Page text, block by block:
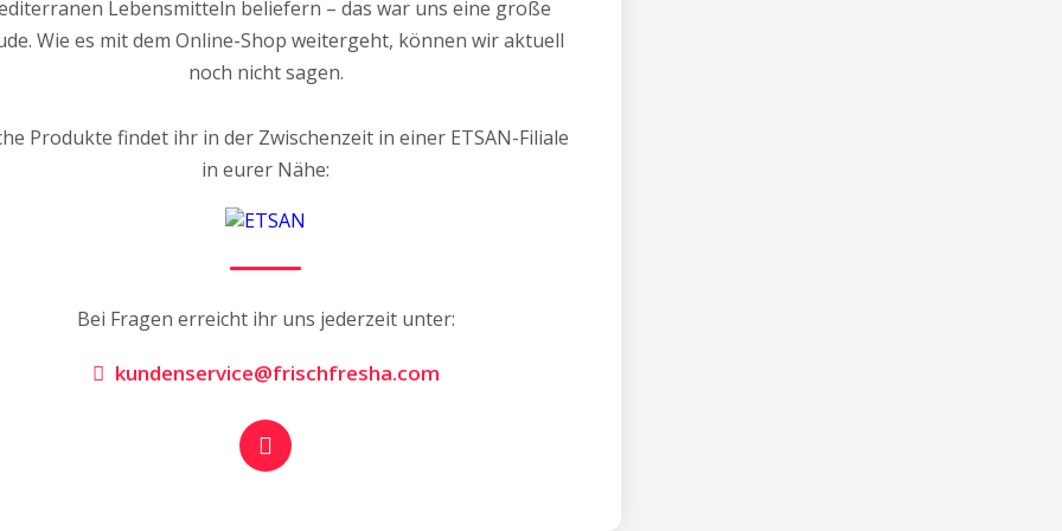
Lebensmitteln beliefern – das war uns eine große
Wie es mit dem Online-Shop weitergeht, können wir aktuell
noch nicht sagen.
Produkte findet ihr in der Zwischenzeit in einer ETSAN-Filiale
in eurer Nähe:
Bei Fragen erreicht ihr uns jederzeit unter:
kundenservice@frischfresha.com